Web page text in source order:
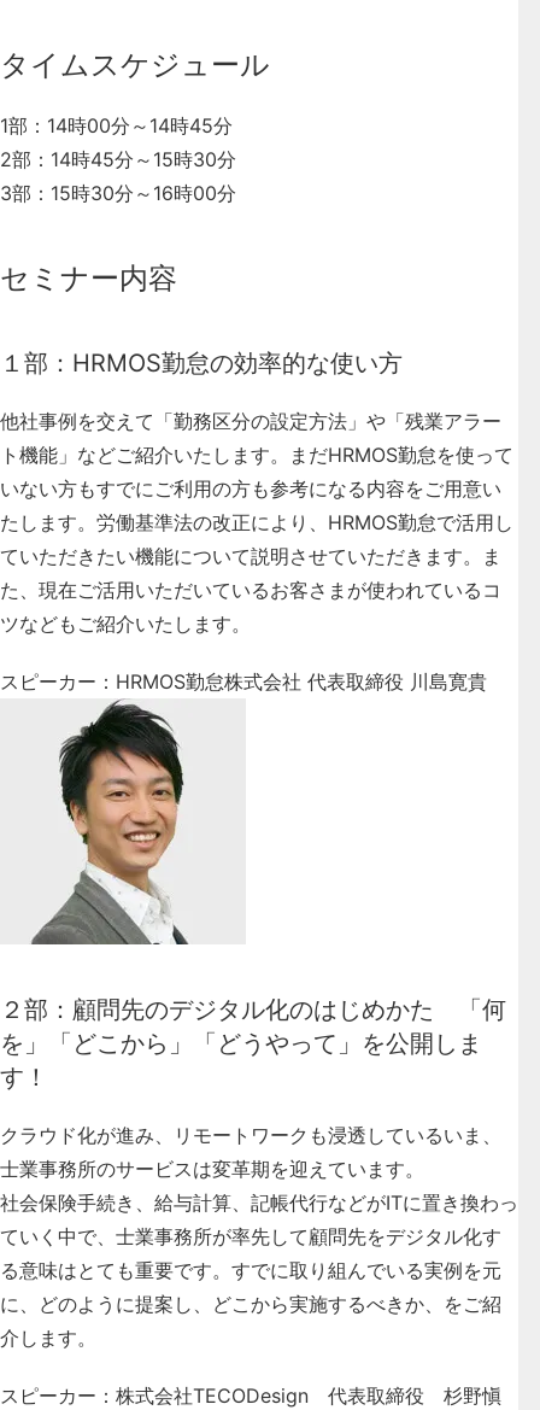
タイムスケジュール
1部：14時00分～14時45分
2部：14時45分～15時30分
3部：15時30分～16時00分
セミナー内容
１部：HRMOS勤怠の効率的な使い方
他社事例を交えて「勤務区分の設定方法」や「残業アラー
ト機能」などご紹介いたします。まだHRMOS勤怠を使って
いない方もすでにご利用の方も参考になる内容をご用意い
たします。労働基準法の改正により、HRMOS勤怠で活用し
ていただきたい機能について説明させていただきます。ま
た、現在ご活用いただいているお客さまが使われているコ
ツなどもご紹介いたします。
スピーカー：HRMOS勤怠株式会社 代表取締役 川島寛貴
２部：顧問先のデジタル化のはじめかた 「何
を」「どこから」「どうやって」を公開しま
す！
クラウド化が進み、リモートワークも浸透しているいま、
士業事務所のサービスは変革期を迎えています。
社会保険手続き、給与計算、記帳代行などがITに置き換わっ
ていく中で、士業事務所が率先して顧問先をデジタル化す
る意味はとても重要です。すでに取り組んでいる実例を元
に、どのように提案し、どこから実施するべきか、をご紹
介します。
スピーカー：株式会社TECODesign 代表取締役 杉野愼